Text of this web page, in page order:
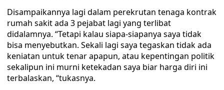
Disampaikannya lagi dalam perekrutan tenaga kontrak
rumah sakit ada 3 pejabat lagi yang terlibat
didalamnya. “Tetapi kalau siapa-siapanya saya tidak
bisa menyebutkan. Sekali lagi saya tegaskan tidak ada
keniatan untuk tenar apapun, atau kepentingan politik
sekalipun ini murni ketekadan saya biar harga diri ini
terbalaskan, “tukasnya.